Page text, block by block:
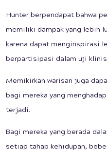
Hunter berpendapat bahwa
memiliki dampak yang lebih
karena dapat menginspirasi
berpartisipasi dalam uji
Memikirkan warisan juga
bagi mereka yang
terjadi.
Bagi mereka yang berada
setiap tahap kehidupan,